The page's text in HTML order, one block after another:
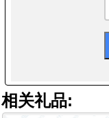
相关礼品: